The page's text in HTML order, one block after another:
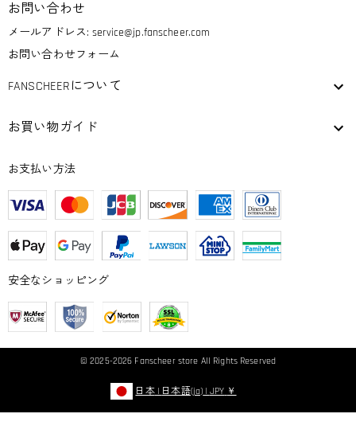
お問い合わせ
メールアドレス:service@jp.fanscheer.com
お問い合わせフォーム
FANSCHEERについて
お買い物ガイド
お支払い方法
安全なショッピング
© 2025-2026 Fanscheerstore All Rights Reserved
日本| 日本語(ja) | JPY ￥